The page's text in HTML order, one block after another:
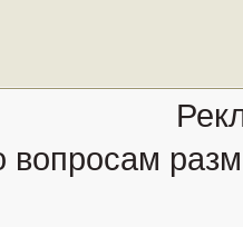
вопросам